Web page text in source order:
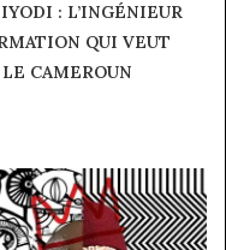
: L’INGÉNIEUR
QUI VEUT
CAMEROUN